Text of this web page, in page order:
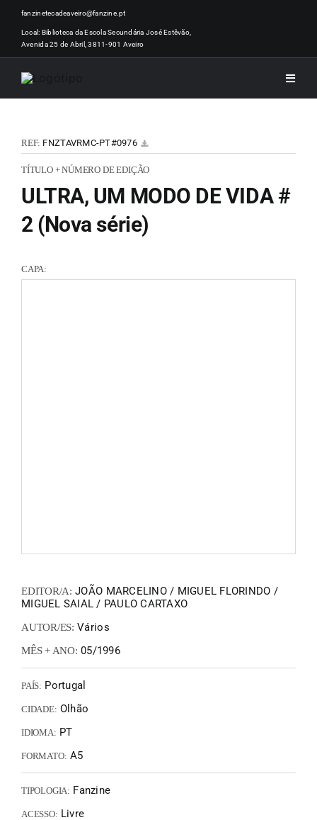
Skip
content
fanzinetecadeaveiro@fanzine.pt
Local: Biblioteca da Escola Secundária José Estêvão,
Avenida 25 de Abril, 3811-901 Aveiro
Toggle
REF: FNZTAVRMC-PT#0976
TÍTULO + NÚMERO DE EDIÇÃO
ULTRA, UM MODO DE VIDA #
2 (Nova série)
CAPA:
EDITOR/A: JOÃO MARCELINO / MIGUEL FLORINDO /
MIGUEL SAIAL / PAULO CARTAXO
AUTOR/ES: Vários
MÊS + ANO: 05/1996
PAÍS: Portugal
CIDADE: Olhão
IDIOMA: PT
FORMATO: A5
TIPOLOGIA: Fanzine
ACESSO: Livre